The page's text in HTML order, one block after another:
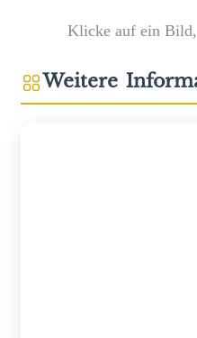
Klicke auf ein
Weitere